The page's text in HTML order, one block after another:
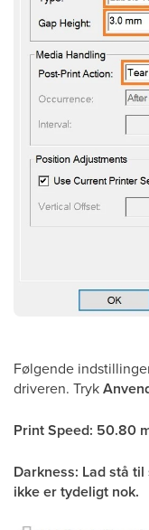
Følgende
driveren. Tryk
Print Speed: 50.80
Darkness: Lad stå
ikke er tydeligt nok.